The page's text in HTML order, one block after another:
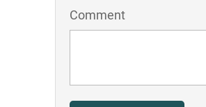
Comment